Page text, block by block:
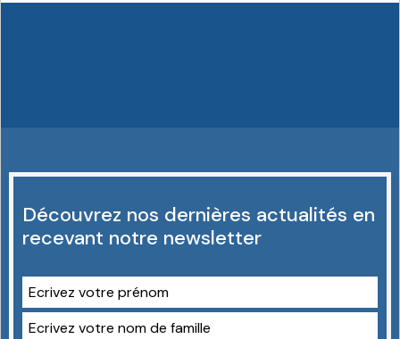
Découvrez nos dernières actualités en
recevant notre newsletter